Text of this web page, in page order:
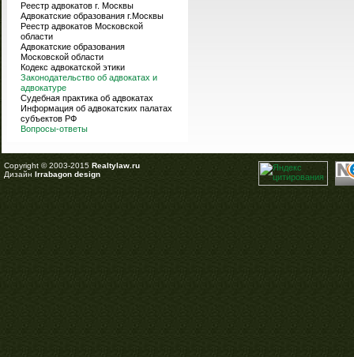
Реестр адвокатов г. Москвы
Адвокатские образования г.Москвы
Реестр адвокатов Московской
области
Адвокатские образования
Московской области
Кодекс адвокатской этики
Законодательство об адвокатах и
адвокатуре
Судебная практика об адвокатах
Информация об адвокатских палатах
субъектов РФ
Вопросы-ответы
Copyright © 2003-2015 Realtylaw.ru
Дизайн Irrabagon design